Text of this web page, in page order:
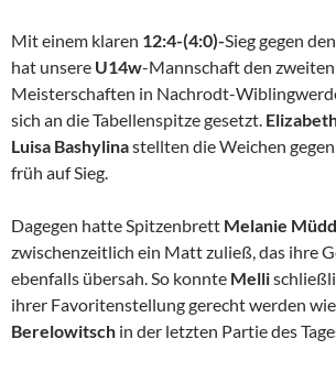
Mit einem klaren 12:4-(4:0)-Sieg gegen
hat unsere U14w-Mannschaft den
Meisterschaften in Nachrodt-
sich an die Tabellenspitze gesetzt.
Luisa Bashylinastellten die Weichen
früh auf Sieg.
Dagegen hatte Spitzenbrett Melanie
zwischenzeitlich ein Matt zuließ, das ihre
ebenfalls übersah. So konnte Melli
ihrer Favoritenstellung gerecht werden wie
Berelowitsch in der letzten Partie des